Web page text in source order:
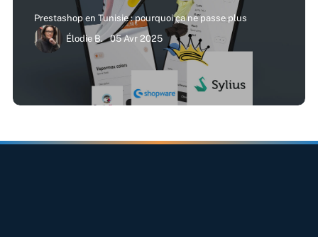
Prestashop en Tunisie : pourquoi ça ne passe plus
Élodie B.
05 Avr 2025